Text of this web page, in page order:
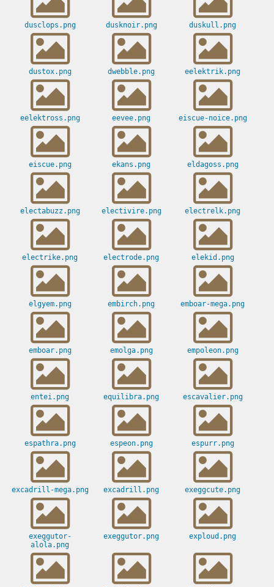
dusclops.png dusknoir.png duskull.png
dustox.png dwebble.png eelektrik.png
eelektross.png eevee.png eiscue-noice.png
eiscue.png ekans.png eldagoss.png
electabuzz.png electivire.png electrelk.png
electrike.png electrode.png elekid.png
elgyem.png embirch.png emboar-mega.png
emboar.png emolga.png empoleon.png
entei.png equilibra.png escavalier.png
espathra.png espeon.png espurr.png
excadrill-mega.png excadrill.png exeggcute.png
exeggutor-
alola.png
exeggutor.png exploud.png